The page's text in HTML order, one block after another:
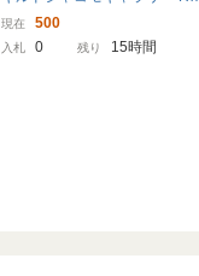
oPhelia GUILD JACOMO GALL
ERY サンダル 日本製 23.5cm x
現在 500
入札 0 残り 15時間